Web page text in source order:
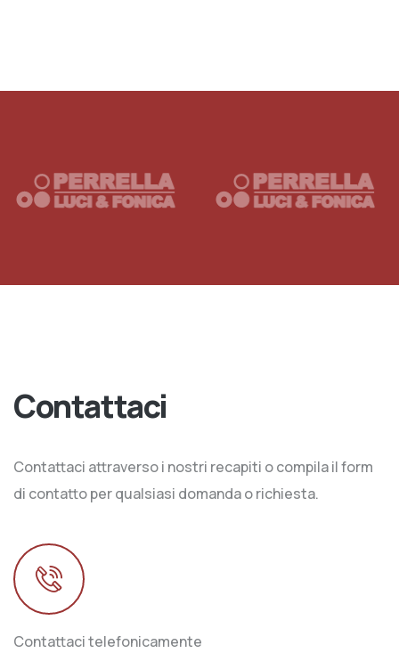
Contattaci
Contattaci attraverso i nostri recapiti o compila il form
di contatto per qualsiasi domanda o richiesta.
Contattaci telefonicamente